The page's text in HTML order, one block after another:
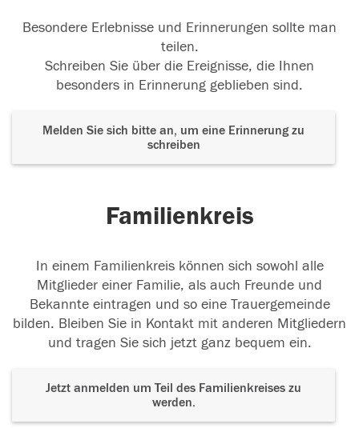
Besondere Erlebnisse und Erinnerungen sollte man
teilen.
Schreiben Sie über die Ereignisse, die Ihnen
besonders in Erinnerung geblieben sind.
Melden Sie sich bitte an, um eine Erinnerung zu
schreiben
Familienkreis
In einem Familienkreis können sich sowohl alle
Mitglieder einer Familie, als auch Freunde und
Bekannte eintragen und so eine Trauergemeinde
bilden. Bleiben Sie in Kontakt mit anderen Mitgliedern
und tragen Sie sich jetzt ganz bequem ein.
Jetzt anmelden um Teil des Familienkreises zu
werden.